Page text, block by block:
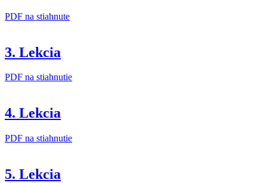
PDF na stiahnute
3. Lekcia
PDF na stiahnutie
4. Lekcia
PDF na stiahnutie
5. Lekcia